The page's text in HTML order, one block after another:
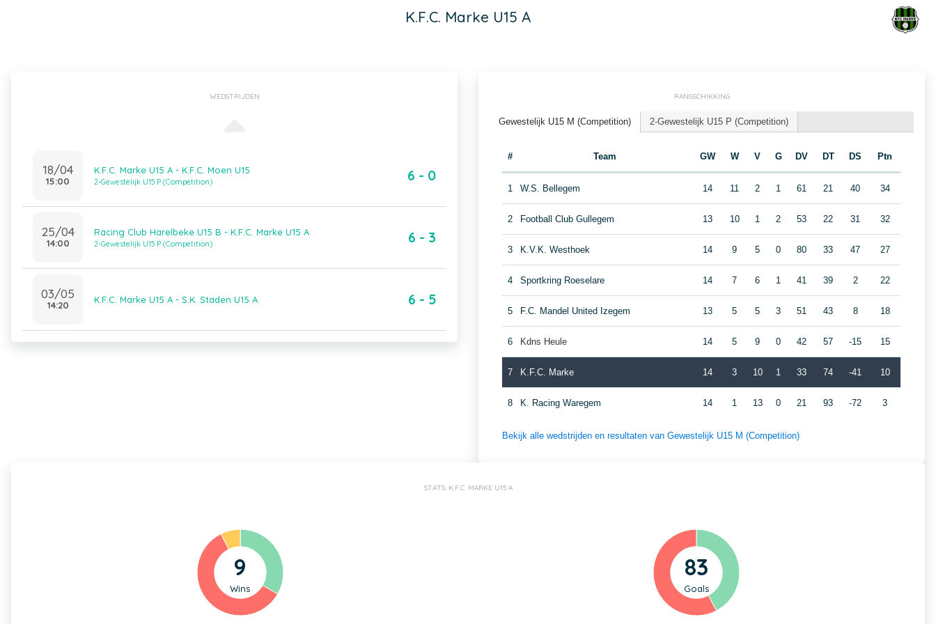
K.F.C. Marke U15 A
WEDSTRIJDEN
18/04
15:00
K.F.C. Marke U15 A - K.F.C. Moen U15
2-Gewestelijk U15 P (Competition) 6 - 0
25/04
14:00
Racing Club Harelbeke U15 B - K.F.C. Marke U15 A
2-Gewestelijk U15 P (Competition) 6 - 3
03/05
14:20 K.F.C. Marke U15 A - S.K. Staden U15 A 6 - 5
RANGSCHIKKING
Gewestelijk U15 M (Competition) 2-Gewestelijk U15 P (Competition)
# Team GW W V G DV DT DS Ptn
1 W.S. Bellegem 14 11 2 1 61 21 40 34
2 Football Club Gullegem 13 10 1 2 53 22 31 32
3 K.V.K. Westhoek 14 9 5 0 80 33 47 27
4 Sportkring Roeselare 14 7 6 1 41 39 2 22
5 F.C. Mandel United Izegem 13 5 5 3 51 43 8 18
6 Kdns Heule 14 5 9 0 42 57 -15 15
7 K.F.C. Marke 14 3 10 1 33 74 -41 10
8 K. Racing Waregem 14 1 13 0 21 93 -72 3
Bekijk alle wedstrijden en resultaten van Gewestelijk U15 M (Competition)
STATS: K.F.C. MARKE U15 A
9
Wins
83
Goals